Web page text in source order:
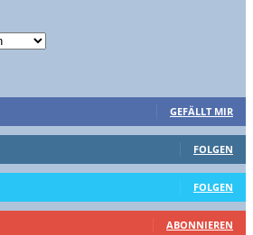
GEFÄLLT MIR
FOLGEN
FOLGEN
ABONNIEREN